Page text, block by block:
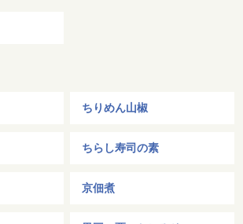
ちりめん山椒
ちらし寿司の素
京佃煮